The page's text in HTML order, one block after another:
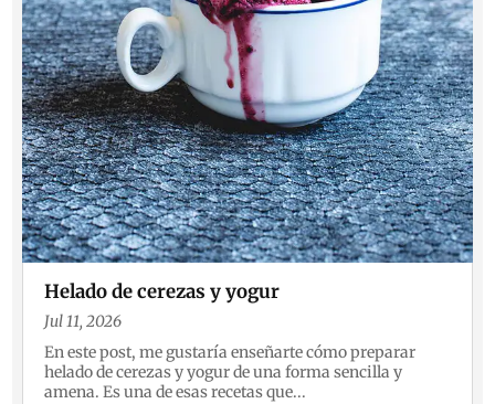
Helado de cerezas y yogur
Jul 11, 2026
En este post, me gustaría enseñarte cómo preparar
helado de cerezas y yogur de una forma sencilla y
amena. Es una de esas recetas que...